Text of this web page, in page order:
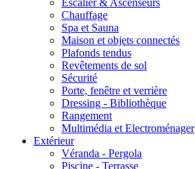
Escalier & Ascenseurs
Chauffage
Spa et Sauna
Maison et objets connectés
Plafonds tendus
Revêtements de sol
Sécurité
Porte, fenêtre et verrière
Dressing - Bibliothèque
Rangement
Multimédia et Electroménager
Extérieur
Véranda - Pergola
Piscine - Terrasse